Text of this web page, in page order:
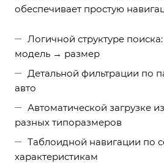
обеспечивает простую
Логичной структуре
модель → размер
Детальной фильтрации по
авто
Автоматической загрузке
разных типоразмеров
Таблоидной навигации по
характеристикам